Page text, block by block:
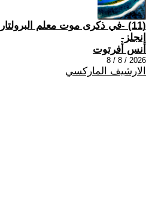
(11) -في ذكرى موت معلم
إنجلز-
أنس أفرتوت
2026 / 8 / 8
الارشيف الماركسي